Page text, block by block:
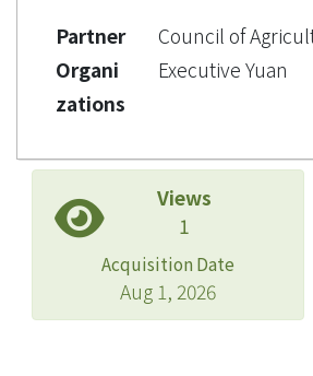
Partner
Organi
zations
Council of
Executive Yuan
Views
1
Acquisition Date
Aug 1, 2026